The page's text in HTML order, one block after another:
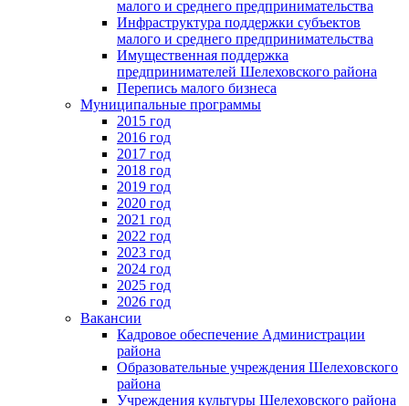
малого и среднего предпринимательства
Инфраструктура поддержки субъектов
малого и среднего предпринимательства
Имущественная поддержка
предпринимателей Шелеховского района
Перепись малого бизнеса
Муниципальные программы
2015 год
2016 год
2017 год
2018 год
2019 год
2020 год
2021 год
2022 год
2023 год
2024 год
2025 год
2026 год
Вакансии
Кадровое обеспечение Администрации
района
Образовательные учреждения Шелеховского
района
Учреждения культуры Шелеховского района